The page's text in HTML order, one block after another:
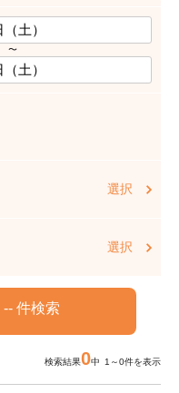
〜
選択
選択
検索結果0中 1～0件を表示